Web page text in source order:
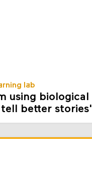
lab
using biological
better stories'